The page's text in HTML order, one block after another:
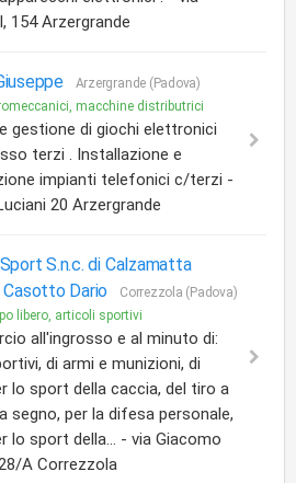
154 Arzergrande
Arzergrande (Padova)
macchine distributrici
gestione di giochi elettronici
terzi . Installazione e
impianti telefonici c/terzi -
20 Arzergrande
S.n.c. di Calzamatta
Casotto Dario
Correzzola (Padova)
libero, articoli sportivi
all'ingrosso e al minuto di:
di armi e munizioni, di
lo sport della caccia, del tiro a
segno, per la difesa personale,
lo sport della... - via Giacomo
A Correzzola